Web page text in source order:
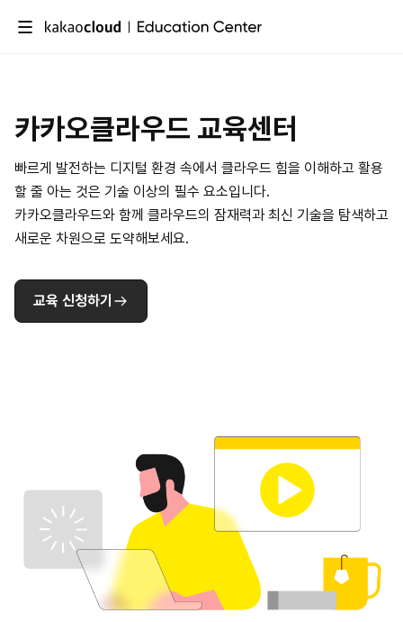
카카오클라우드 교육센터
빠르게 발전하는 디지털 환경 속에서 클라우드 힘을 이해하고 활용
할 줄 아는 것은 기술 이상의 필수 요소입니다.
카카오클라우드와 함께 클라우드의 잠재력과 최신 기술을 탐색하고
새로운 차원으로 도약해보세요.
교육 신청하기